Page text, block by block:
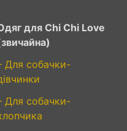
для Chi Chi Love
Для собачки-
Для собачки-